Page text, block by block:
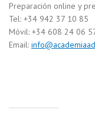
Preparación online y
Tel: +34 942 37 10 85
Móvil: +34 608 24 06
Email: